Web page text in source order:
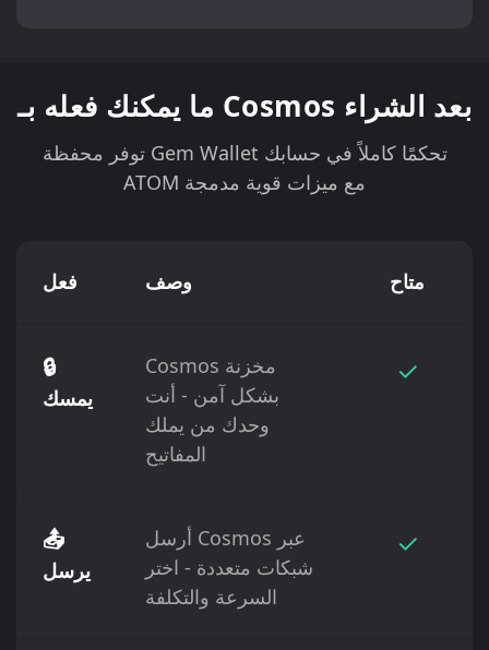
ما يمكنك فعله بـ Cosmos بعد الشراء
توفر محفظة Gem Wallet تحكمًا كاملاً في حسابك
ATOM مع ميزات قوية مدمجة
فعل وصف متاح
🔒
يمسك
Cosmos مخزنة
بشكل آمن - أنت
وحدك من يملك
المفاتيح
✓
📤
يرسل
أرسل Cosmos عبر
شبكات متعددة - اختر
السرعة والتكلفة
✓